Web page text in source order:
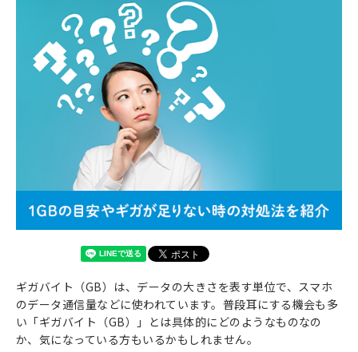
ギガバイト（GB）は、データの大きさを表す単位で、スマホ
のデータ通信量などに使われています。普段耳にする機会も多
い「ギガバイト（GB）」とは具体的にどのようなものなの
か、気になっている方もいるかもしれません。